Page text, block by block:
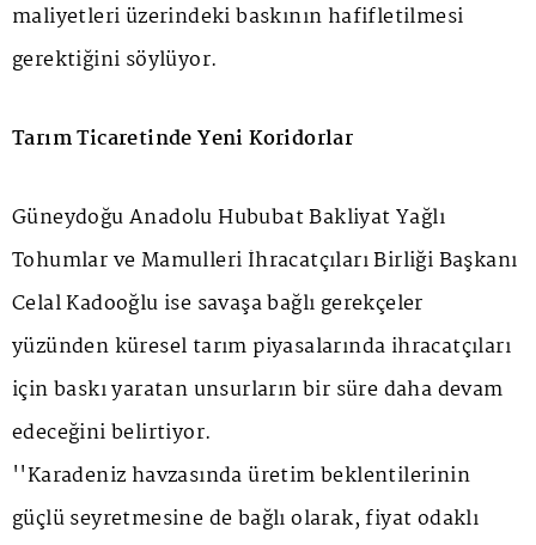
maliyetleri üzerindeki baskının hafifletilmesi
gerektiğini söylüyor.
Tarım Ticaretinde Yeni Koridorlar
Güneydoğu Anadolu Hububat Bakliyat Yağlı
Tohumlar ve Mamulleri İhracatçıları Birliği Başkanı
Celal Kadooğlu ise savaşa bağlı gerekçeler
yüzünden küresel tarım piyasalarında ihracatçıları
için baskı yaratan unsurların bir süre daha devam
edeceğini belirtiyor.
''Karadeniz havzasında üretim beklentilerinin
güçlü seyretmesine de bağlı olarak, fiyat odaklı